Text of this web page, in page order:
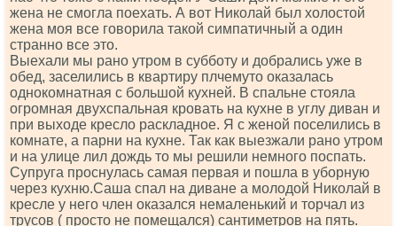
жена не смогла поехать. А вот Николай был холостой
жена моя все говорила такой симпатичный а один
странно все это.
Выехали мы рано утром в субботу и добрались уже в
обед, заселились в квартиру плчемуто оказалась
однокомнатная с большой кухней. В спальне стояла
огромная двухспальная кровать на кухне в углу диван и
при выходе кресло раскладное. Я с женой поселились в
комнате, а парни на кухне. Так как выезжали рано утром
и на улице лил дождь то мы решили немного поспать.
Супруга проснулась самая первая и пошла в уборную
через кухню.Саша спал на диване а молодой Николай в
кресле у него член оказался немаленький и торчал из
трусов ( просто не помещался) сантиметров на пять.